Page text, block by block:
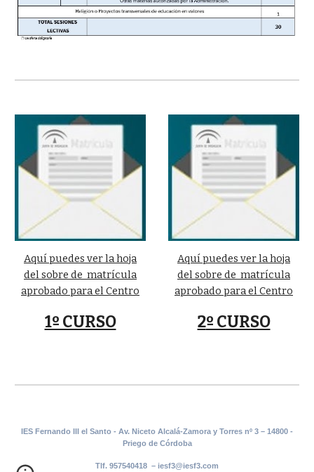
Aquí puedes ver la hoja
del sobre de matrícula
aprobado para el Centro
1º CURSO
Aquí puedes ver la hoja
del sobre de matrícula
aprobado para el Centro
2º CURSO
IES Fernando III el Santo - Av. Niceto Alcalá-Zamora y Torres nº 3 – 14800 -
Priego de Córdoba
Tlf. 957540418 – iesf3@iesf3.com